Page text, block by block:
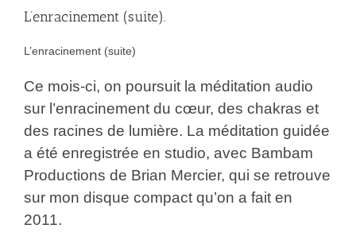
L’enracinement (suite).
L’enracinement (suite)
Ce mois-ci, on poursuit la méditation audio
sur l’enracinement du cœur, des chakras et
des racines de lumière. La méditation guidée
a été enregistrée en studio, avec Bambam
Productions de Brian Mercier, qui se retrouve
sur mon disque compact qu’on a fait en
2011.